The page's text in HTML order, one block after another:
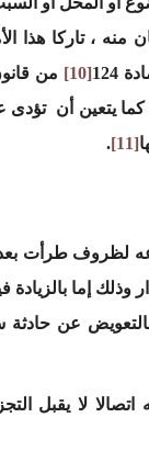
، تاركا هذا
124
[10]
من
يتعين أن تؤدى
[11]
.
لظروف طرأت بعد
وذلك إما
عن حادثة
لا يقبل